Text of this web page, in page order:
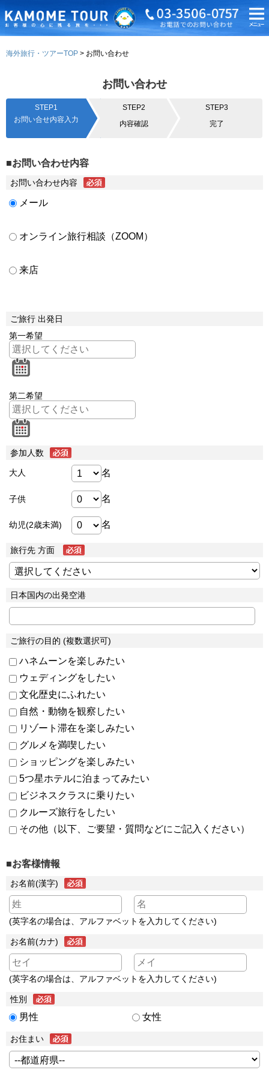
海外旅行・ツアーTOP お問い合わせ
お問い合わせ
STEP1
お問い合せ内容入力
STEP2
内容確認
STEP3
完了
■お問い合わせ内容
お問い合わせ内容
メール
オンライン旅行相談（ZOOM）
来店
ご旅行 出発日
第一希望
第二希望
参加人数
大人 名
子供 名
幼児(2歳未満) 名
旅行先 方面
日本国内の出発空港
ご旅行の目的 (複数選択可)
ハネムーンを楽しみたい
ウェディングをしたい
文化歴史にふれたい
自然・動物を観察したい
リゾート滞在を楽しみたい
グルメを満喫したい
ショッピングを楽しみたい
5つ星ホテルに泊まってみたい
ビジネスクラスに乗りたい
クルーズ旅行をしたい
その他（以下、ご要望・質問などにご記入ください）
■お客様情報
お名前(漢字)
(英字名の場合は、アルファベットを入力してください)
お名前(カナ)
(英字名の場合は、アルファベットを入力してください)
性別
男性 女性
お住まい